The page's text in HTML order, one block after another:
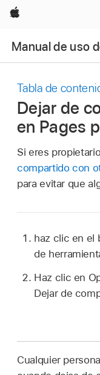
Apple
Manual de uso
Tabla de
Dejar de
en Pages
Si eres
compartido con
para evitar que
haz clic en el
de
Haz clic en
Dejar de
Cualquier